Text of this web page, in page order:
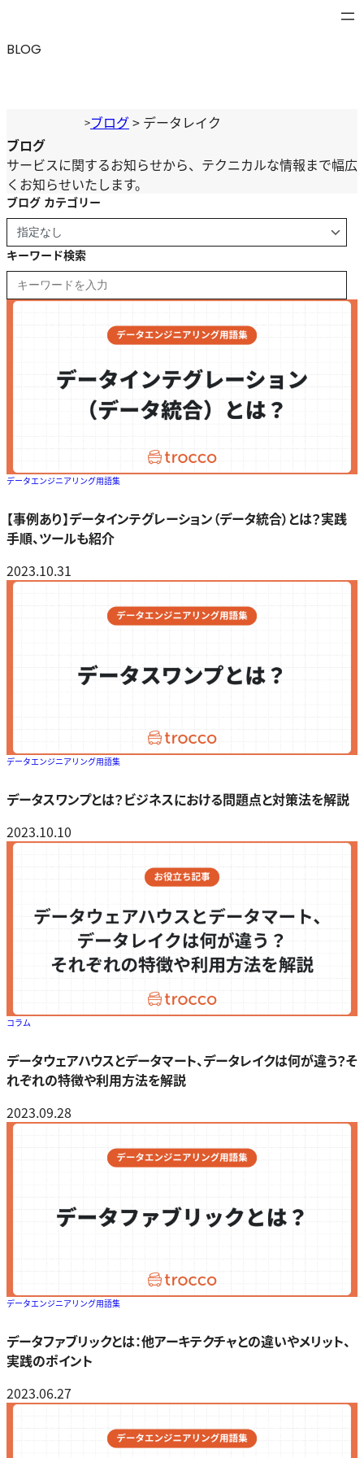
を
BLOG
>ブログ> データレイク
ブログ
サービスに関するお知らせから、テクニカルな情報まで幅広
くお知らせいたします。
ブログ カテゴリー
キーワード検索
データエンジニアリング用語集
【事例あり】データインテグレーション（データ統合）とは？実践
手順、ツールも紹介
2023.10.31
データエンジニアリング用語集
データスワンプとは？ビジネスにおける問題点と対策法を解説
2023.10.10
コラム
データウェアハウスとデータマート、データレイクは何が違う？そ
れぞれの特徴や利用方法を解説
2023.09.28
データエンジニアリング用語集
データファブリックとは：他アーキテクチャとの違いやメリット、
実践のポイント
2023.06.27